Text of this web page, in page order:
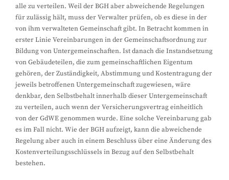
alle zu verteilen. Weil der BGH aber abweichende Regelungen
für zulässig hält, muss der Verwalter prüfen, ob es diese in der
von ihm verwalteten Gemeinschaft gibt. In Betracht kommen in
erster Linie Vereinbarungen in der Gemeinschaftsordnung zur
Bildung von Untergemeinschaften. Ist danach die Instandsetzung
von Gebäudeteilen, die zum gemeinschaftlichen Eigentum
gehören, der Zuständigkeit, Abstimmung und Kostentragung der
jeweils betroffenen Untergemeinschaft zugewiesen, wäre
denkbar, den Selbstbehalt innerhalb dieser Untergemeinschaft
zu verteilen, auch wenn der Versicherungsvertrag einheitlich
von der GdWE genommen wurde. Eine solche Vereinbarung gab
es im Fall nicht. Wie der BGH aufzeigt, kann die abweichende
Regelung aber auch in einem Beschluss über eine Änderung des
Kostenverteilungsschlüssels in Bezug auf den Selbstbehalt
bestehen.